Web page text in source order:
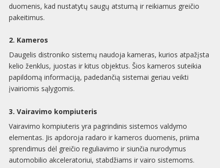
duomenis, kad nustatytų saugų atstumą ir reikiamus greičio
pakeitimus.
2. Kameros
Daugelis distroniko sistemų naudoja kameras, kurios atpažįsta
kelio ženklus, juostas ir kitus objektus. Šios kameros suteikia
papildomą informaciją, padedančią sistemai geriau veikti
įvairiomis sąlygomis.
3. Vairavimo kompiuteris
Vairavimo kompiuteris yra pagrindinis sistemos valdymo
elementas. Jis apdoroja radaro ir kameros duomenis, priima
sprendimus dėl greičio reguliavimo ir siunčia nurodymus
automobilio akceleratoriui, stabdžiams ir vairo sistemoms.